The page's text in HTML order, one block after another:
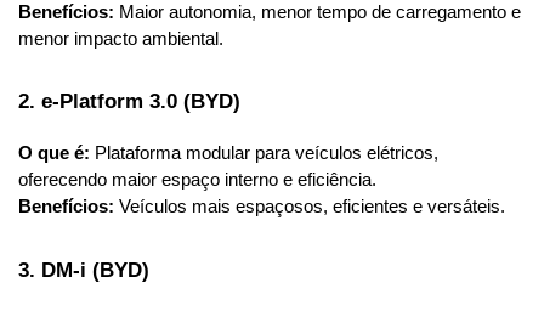
Benefícios: Maior autonomia, menor tempo de carregamento e
menor impacto ambiental.
2. e-Platform 3.0 (BYD)
O que é: Plataforma modular para veículos elétricos,
oferecendo maior espaço interno e eficiência.
Benefícios: Veículos mais espaçosos, eficientes e versáteis.
3. DM-i (BYD)